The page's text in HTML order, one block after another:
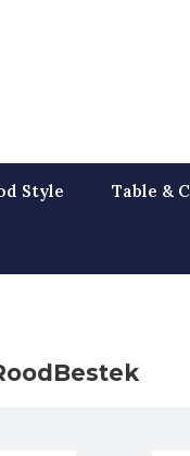
Style Table &